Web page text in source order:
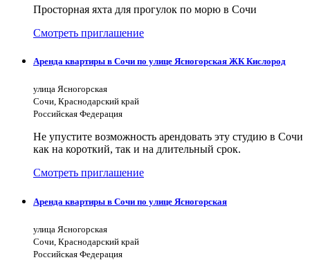
Просторная яхта для прогулок по морю в Сочи
Смотреть приглашение
Аренда квартиры в Сочи по улице Ясногорская ЖК Кислород
улица Ясногорская
Сочи, Краснодарский край
Российская Федерация
Не упустите возможность арендовать эту студию в Сочи
как на короткий, так и на длительный срок.
Смотреть приглашение
Аренда квартиры в Сочи по улице Ясногорская
улица Ясногорская
Сочи, Краснодарский край
Российская Федерация